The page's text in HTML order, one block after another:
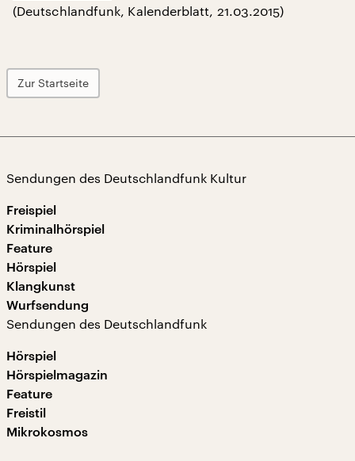
(Deutschlandfunk, Kalenderblatt, 21.03.2015)
Zur Startseite
Sendungen des Deutschlandfunk Kultur
Freispiel
Kriminalhörspiel
Feature
Hörspiel
Klangkunst
Wurfsendung
Sendungen des Deutschlandfunk
Hörspiel
Hörspielmagazin
Feature
Freistil
Mikrokosmos